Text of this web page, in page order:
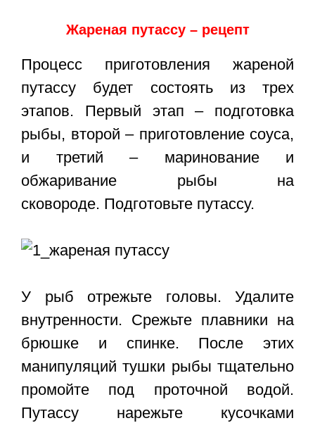
Жареная путассу – рецепт
Процесс приготовления жареной
путассу будет состоять из трех
этапов. Первый этап – подготовка
рыбы, второй – приготовление соуса,
и третий – маринование и
обжаривание рыбы на
сковороде. Подготовьте путассу.
У рыб отрежьте головы. Удалите
внутренности. Срежьте плавники на
брюшке и спинке. После этих
манипуляций тушки рыбы тщательно
промойте под проточной водой.
Путассу нарежьте кусочками